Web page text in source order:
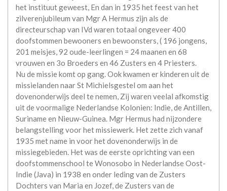
het instituut geweest, En dan in 1935 het feest van het
zilverenjubileum van Mgr A Hermus zijn als de
directeurschap van IVd waren totaal ongeveer 400
doofstommen bewooners en bewoonsters, ( 196 jongens,
201 meisjes, 92 oude-leerlingen = 24 maanen en 68
vrouwen en 3o Broeders en 46 Zusters en 4 Priesters.
Nu de missie komt op gang. Ook kwamen er kinderen uit de
missielanden naar St Michielsgestel om aan het
dovenonderwijs deel te nemen, Zij waren veelal afkomstig
uit de voormalige Nederlandse Kolonien: Indie, de Antillen,
Suriname en Nieuw-Guinea. Mgr Hermus had nijzondere
belangstelling voor het missiewerk. Het zette zich vanaf
1935 met name in voor het dovenonderwijs in de
missiegebieden. Het was de eerste oprichting van een
doofstommenschool te Wonosobo in Nederlandse Oost-
Indie (Java) in 1938 en onder leding van de Zusters
Dochters van Maria en Jozef, de Zusters van de